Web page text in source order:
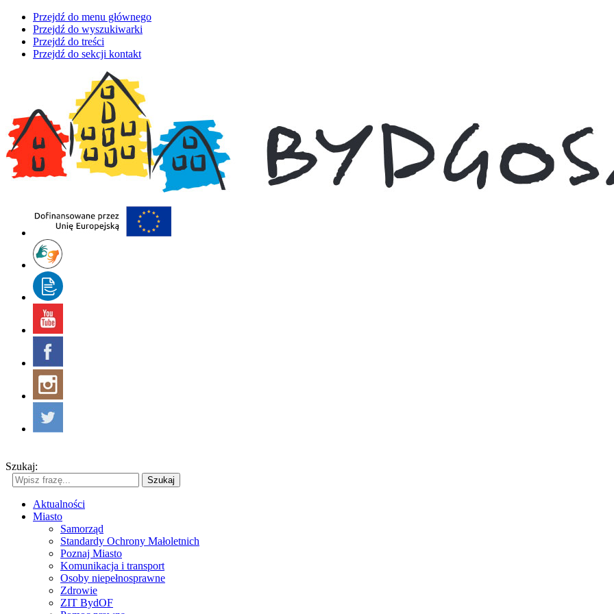
Przejdź do menu głównego
Przejdź do wyszukiwarki
Przejdź do treści
Przejdź do sekcji kontakt
Szukaj:
Szukaj
Aktualności
Miasto
Samorząd
Standardy Ochrony Małoletnich
Poznaj Miasto
Komunikacja i transport
Osoby niepełnosprawne
Zdrowie
ZIT BydOF